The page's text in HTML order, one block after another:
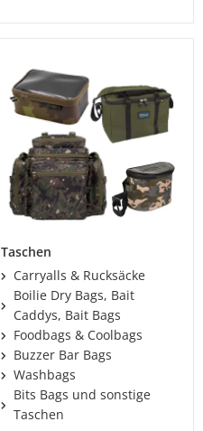
Taschen
Carryalls & Rucksäcke
Boilie Dry Bags, Bait
Caddys, Bait Bags
Foodbags & Coolbags
Buzzer Bar Bags
Washbags
Bits Bags und sonstige
Taschen